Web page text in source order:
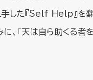
した『Self Help』を
、「天は自ら助くる者